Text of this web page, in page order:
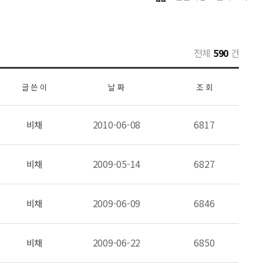
전체 590 건
글 쓴 이 날 짜 조 회
비채 2010-06-08 6817
비채 2009-05-14 6827
비채 2009-06-09 6846
비채 2009-06-22 6850